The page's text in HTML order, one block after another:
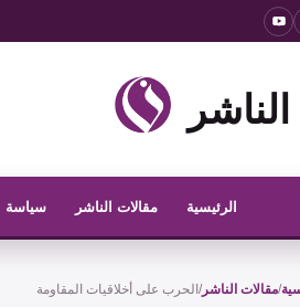
الرئيسية مقالات الناشر سياسة
/مقالات الناشر/ الحرب على أخلاقيات المقاومة